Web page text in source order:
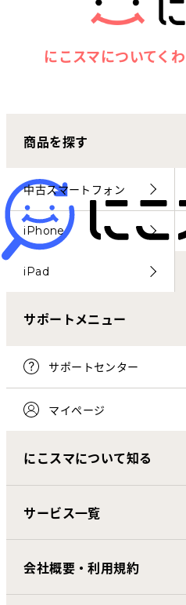
サポートセンター
お客さまの声
にこスマ通信
マイページ
にこスマについてく
商品を探す
中古スマートフォン
iPhone
iPad
サポートメニュー
サポートセンター
マイページ
にこスマについて知る
サービス一覧
会社概要・利用規約